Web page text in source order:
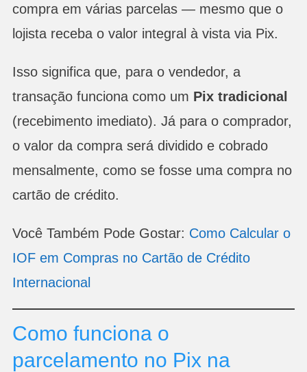
compra em várias parcelas — mesmo que o
lojista receba o valor integral à vista via Pix.
Isso significa que, para o vendedor, a
transação funciona como um Pix tradicional
(recebimento imediato). Já para o comprador,
o valor da compra será dividido e cobrado
mensalmente, como se fosse uma compra no
cartão de crédito.
Você Também Pode Gostar: Como Calcular o
IOF em Compras no Cartão de Crédito
Internacional
Como funciona o
parcelamento no Pix na